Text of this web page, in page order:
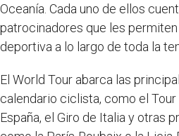
Oceanía. Cada uno de ellos
patrocinadores que les
deportiva a lo largo de toda la
El World Tour abarca las
calendario ciclista, como el Tour
España, el Giro de Italia y otras